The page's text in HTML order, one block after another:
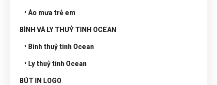
• Áo mưa trẻ em
BÌNH VÀ LY THUỶ TINH OCEAN
• Bình thuỷ tinh Ocean
• Ly thuỷ tinh Ocean
BÚT IN LOGO